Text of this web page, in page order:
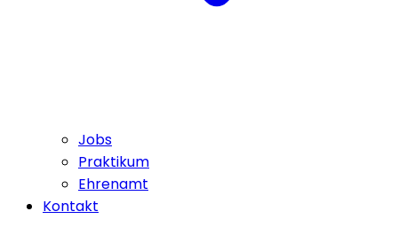
Jobs
Praktikum
Ehrenamt
Kontakt